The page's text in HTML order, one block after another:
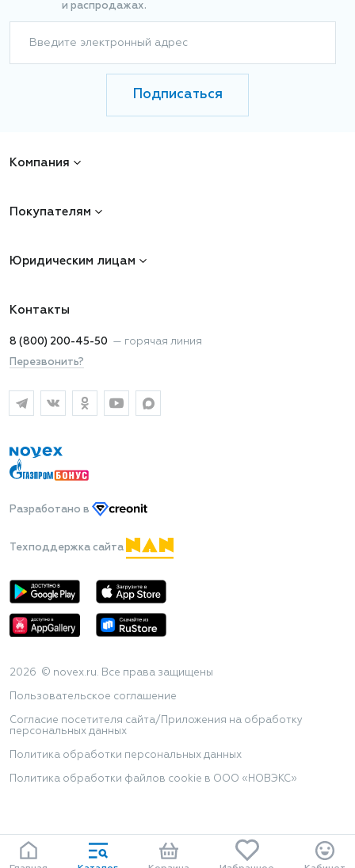
и распродажах.
Введите электронный адрес
Подписаться
Компания
Покупателям
Юридическим лицам
Контакты
8 (800) 200-45-50 — горячая линия
Перезвонить?
Разработано в
Техподдержка сайта
2026 © novex.ru. Все права защищены
Пользовательское соглашение
Согласие посетителя сайта/Приложения на обработку
персональных данных
Политика обработки персональных данных
Политика обработки файлов cookie в ООО «НОВЭКС»